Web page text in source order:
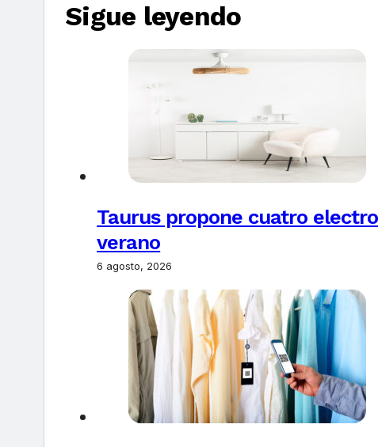
Sigue leyendo
Taurus propone cuatro
verano
6 agosto, 2026